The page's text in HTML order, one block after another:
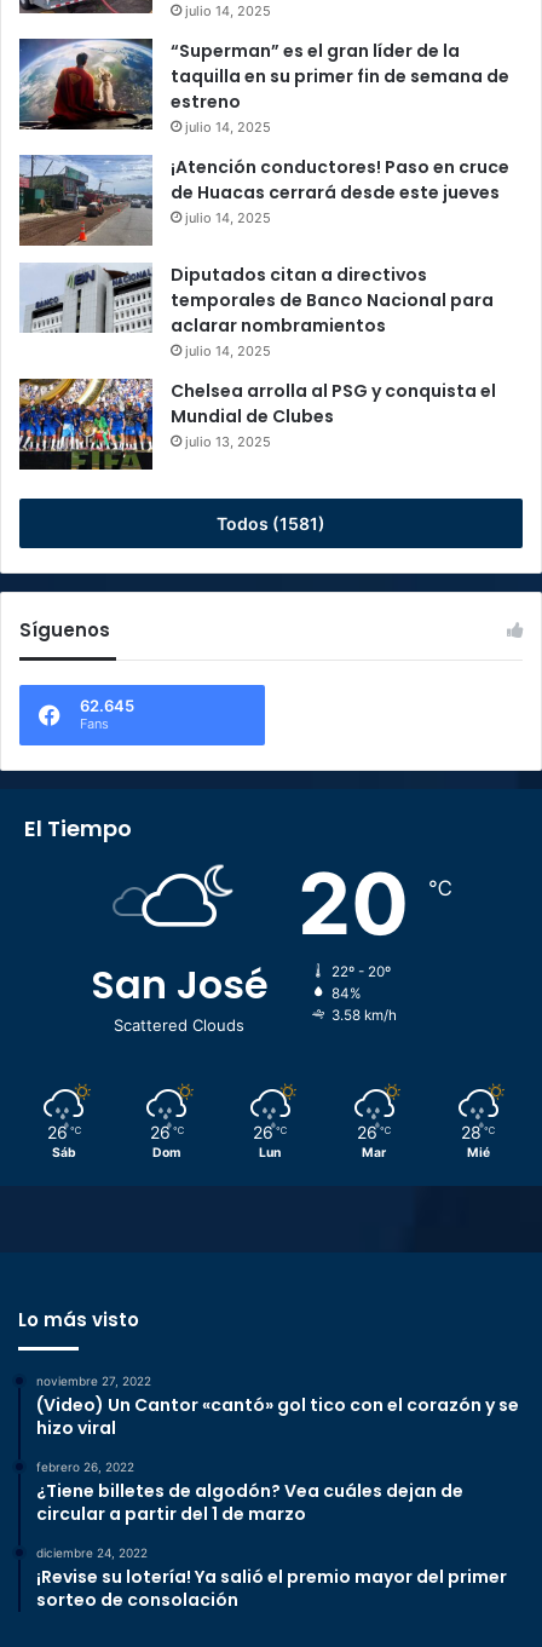
julio 14, 2025
“Superman” es el gran líder de la
taquilla en su primer fin de semana de
estreno
julio 14, 2025
¡Atención conductores! Paso en cruce
de Huacas cerrará desde este jueves
julio 14, 2025
Diputados citan a directivos
temporales de Banco Nacional para
aclarar nombramientos
julio 14, 2025
Chelsea arrolla al PSG y conquista el
Mundial de Clubes
julio 13, 2025
Todos (1581)
Síguenos
62.645
Fans
El Tiempo
San José
Scattered Clouds
20 ℃
22º - 20º
84%
3.58 km/h
26 ℃
Sáb
26 ℃
Dom
26 ℃
Lun
26 ℃
Mar
28 ℃
Mié
Lo más visto
noviembre 27, 2022
(Video) Un Cantor «cantó» gol tico con el corazón y se
hizo viral
febrero 26, 2022
¿Tiene billetes de algodón? Vea cuáles dejan de
circular a partir del 1 de marzo
diciembre 24, 2022
¡Revise su lotería! Ya salió el premio mayor del primer
sorteo de consolación